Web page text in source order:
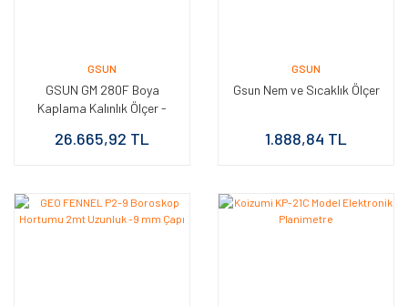
GSUN
GSUN GM 280F Boya
Kaplama Kalınlık Ölçer -
26.665,92 TL
GSUN
Gsun Nem ve Sıcaklık Ölçer
1.888,84 TL